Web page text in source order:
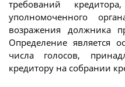
требований
уполномоченного
возражения должника
Определение является
числа голосов,
кредитору на собрании